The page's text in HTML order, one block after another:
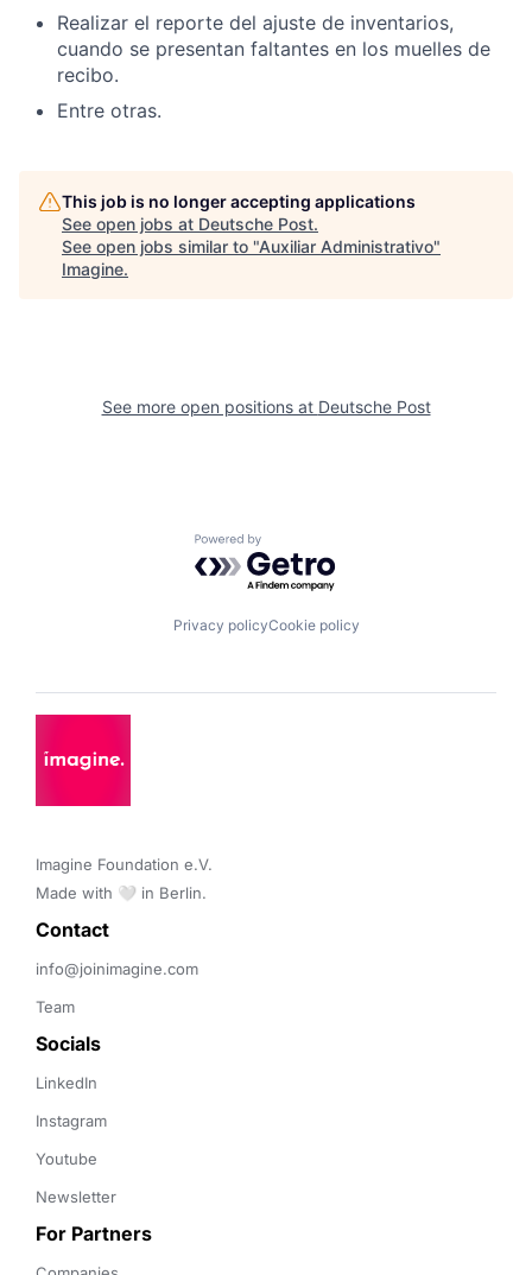
Realizar el reporte del ajuste de inventarios,
cuando se presentan faltantes en los muelles de
recibo.
Entre otras.
This job is no longer accepting applications
See open jobs at Deutsche Post.
See open jobs similar to "Auxiliar Administrativo"
Imagine.
See more open positions at Deutsche Post
Powered by Getro.com
Privacy policyCookie policy
Imagine Foundation e.V.
Made with 🤍 in Berlin.
Contact
info@joinimagine.com
Team
Socials
LinkedIn
Instagram
Youtube
Newsletter
For Partners